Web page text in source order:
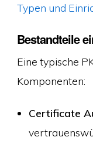
Typen und
Bestandteile
Eine typische
Komponenten:
Certificate